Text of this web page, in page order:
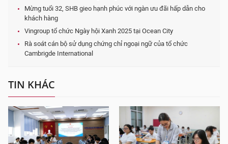
Mừng tuổi 32, SHB gieo hạnh phúc với ngàn ưu đãi hấp dẫn cho
khách hàng
Vingroup tổ chức Ngày hội Xanh 2025 tại Ocean City
Rà soát cán bộ sử dụng chứng chỉ ngoại ngữ của tổ chức
Cambrigde International
TIN KHÁC